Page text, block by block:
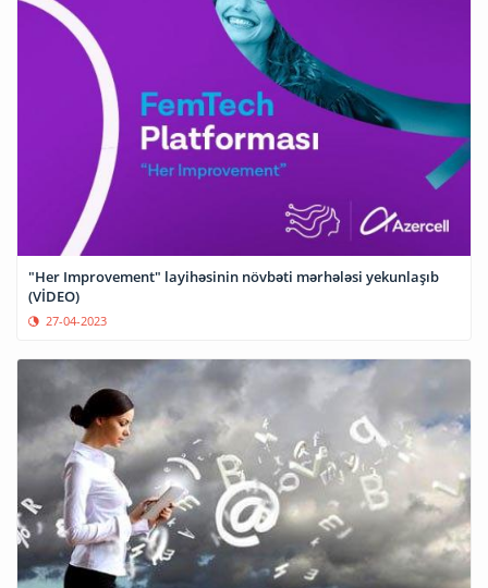
"Her Improvement" layihəsinin növbəti mərhələsi yekunlaşıb
(VİDEO)
27-04-2023